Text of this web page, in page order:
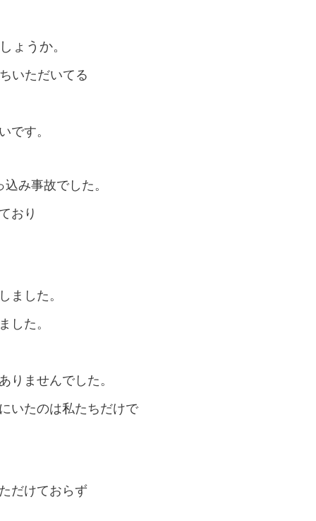
ょうか。
いただいてる
です。
み事故でした。
おり
ました。
した。
りませんでした。
いたのは私たちだけで
だけておらず